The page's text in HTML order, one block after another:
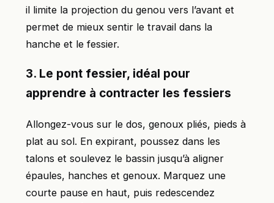
il limite la projection du genou vers l’avant et
permet de mieux sentir le travail dans la
hanche et le fessier.
3. Le pont fessier, idéal pour
apprendre à contracter les fessiers
Allongez-vous sur le dos, genoux pliés, pieds à
plat au sol. En expirant, poussez dans les
talons et soulevez le bassin jusqu’à aligner
épaules, hanches et genoux. Marquez une
courte pause en haut, puis redescendez